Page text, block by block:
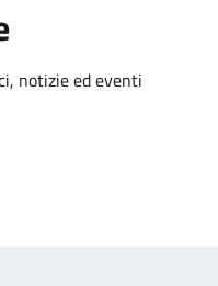
notizie ed eventi